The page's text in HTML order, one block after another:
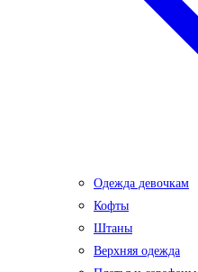
Одежда девочкам
Кофты
Штаны
Верхняя одежда